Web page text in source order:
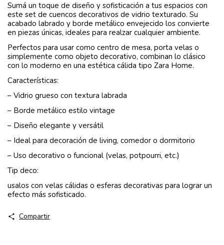
Sumá un toque de diseño y sofisticación a tus espacios con
este set de cuencos decorativos de vidrio texturado. Su
acabado labrado y borde metálico envejecido los convierte
en piezas únicas, ideales para realzar cualquier ambiente.
Perfectos para usar como centro de mesa, porta velas o
simplemente como objeto decorativo, combinan lo clásico
con lo moderno en una estética cálida tipo Zara Home.
Características:
– Vidrio grueso con textura labrada
– Borde metálico estilo vintage
– Diseño elegante y versátil
– Ideal para decoración de living, comedor o dormitorio
– Uso decorativo o funcional (velas, potpourri, etc.)
Tip deco:
usalos con velas cálidas o esferas decorativas para lograr un
efecto más sofisticado.
Compartir